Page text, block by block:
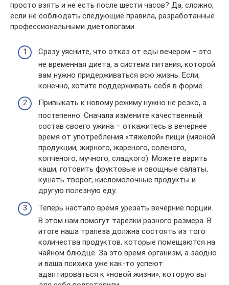
просто взять и не есть после шести часов? Да, сложно,
если не соблюдать следующие правила, разработанные
профессиональными диетологами.
Сразу уясните, что отказ от еды вечером – это
не временная диета, а система питания, которой
вам нужно придерживаться всю жизнь. Если,
конечно, хотите поддерживать себя в форме.
Привыкать к новому режиму нужно не резко, а
постепенно. Сначала измените качественный
состав своего ужина – откажитесь в вечернее
время от употребления «тяжелой» пищи (мясной
продукции, жирного, жареного, соленого,
копченого, мучного, сладкого). Можете варить
каши, готовить фруктовые и овощные салаты,
кушать творог, кисломолочные продукты и
другую полезную еду.
Теперь настало время урезать вечерние порции.
В этом нам помогут тарелки разного размера. В
итоге наша трапеза должна состоять из того
количества продуктов, которые помещаются на
чайном блюдце. За это время организм, а заодно
и ваша психика уже как-то успеют
адаптироваться к «новой жизни», которую вы